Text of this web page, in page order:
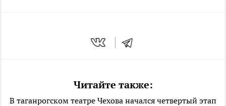
Читайте также:
В таганрогском театре Чехова начался четвертый этап